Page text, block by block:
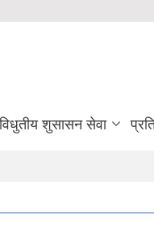
विधुतीय शुसासन सेवा